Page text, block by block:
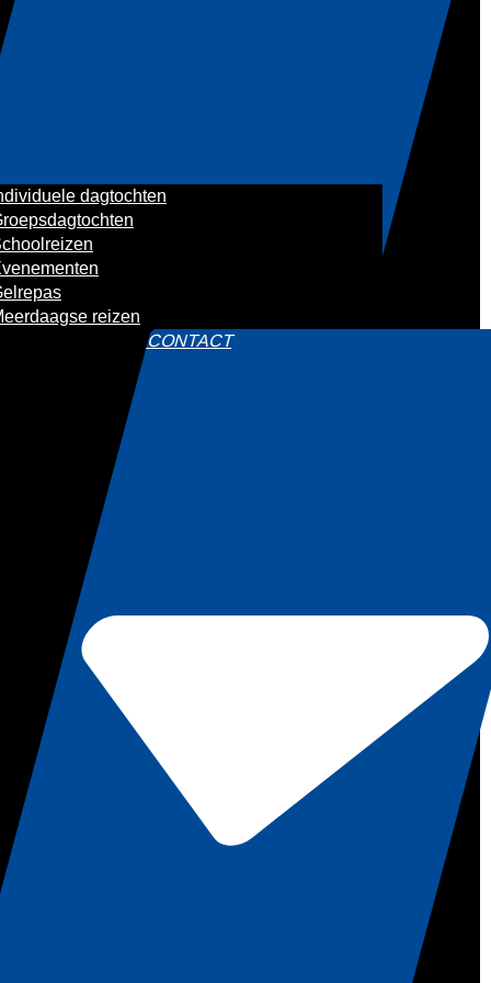
dagtochten
reizen
CONTACT